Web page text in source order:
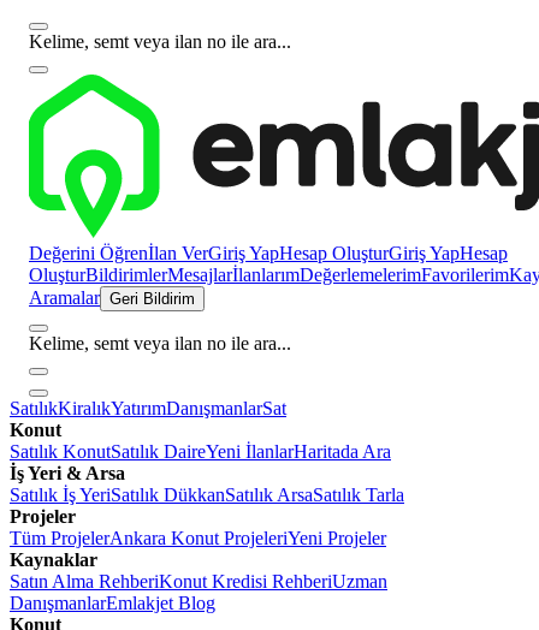
Kelime, semt veya ilan no ile ara...
Değerini Öğrenİlan VerGiriş YapHesap OluşturGiriş YapHesap
OluşturBildirimlerMesajlarİlanlarımDeğerlemelerimFavorilerim
Aramalar Geri Bildirim
Kelime, semt veya ilan no ile ara...
SatılıkKiralıkYatırımDanışmanlarSat
Konut
Satılık KonutSatılık DaireYeni İlanlarHaritada Ara
İş Yeri & Arsa
Satılık İş YeriSatılık DükkanSatılık ArsaSatılık Tarla
Projeler
Tüm ProjelerAnkara Konut ProjeleriYeni Projeler
Kaynaklar
Satın Alma RehberiKonut Kredisi RehberiUzman
DanışmanlarEmlakjet Blog
Konut